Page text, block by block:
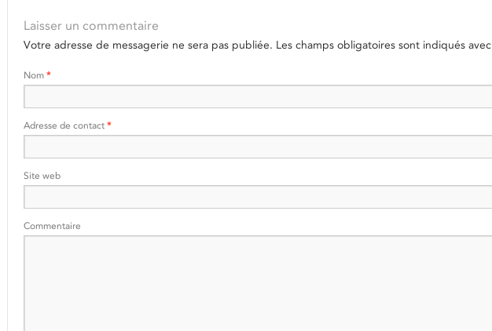
Laisser un commentaire
Votre adresse de messagerie ne sera pas publiée. Les champs obligatoires sont indiqués avec
Nom *
Adresse de contact *
Site web
Commentaire